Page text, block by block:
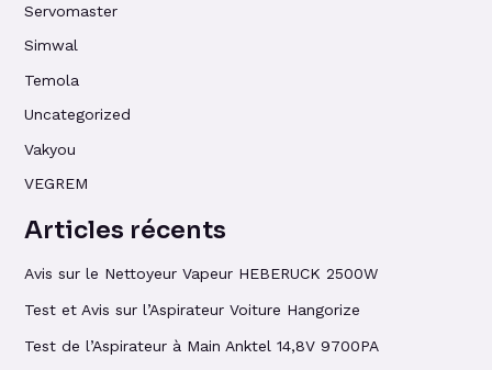
Servomaster
Simwal
Temola
Uncategorized
Vakyou
VEGREM
Articles récents
Avis sur le Nettoyeur Vapeur HEBERUCK 2500W
Test et Avis sur l’Aspirateur Voiture Hangorize
Test de l’Aspirateur à Main Anktel 14,8V 9700PA